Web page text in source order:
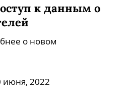
к данным о
о новом
июня, 2022